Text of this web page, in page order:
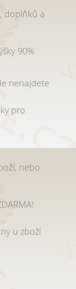
doplňků a
90%
nenajdete
pro
nebo
u zboží